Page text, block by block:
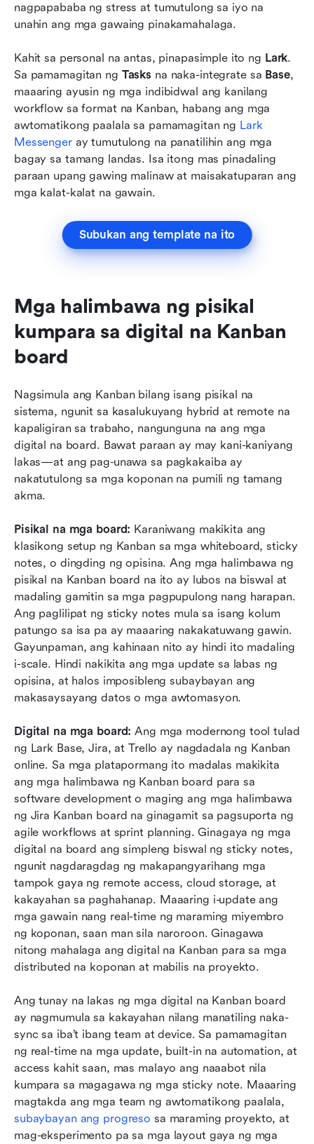
nagpapababa ng stress at tumutulong sa iyo na
unahin ang mga gawaing pinakamahalaga.
Kahit sa personal na antas, pinapasimple ito ng Lark.
Sa pamamagitan ng Tasks na naka-integrate sa Base,
maaaring ayusin ng mga indibidwal ang kanilang
workflow sa format na Kanban, habang ang mga
awtomatikong paalala sa pamamagitan ng Lark
Messenger ay tumutulong na panatilihin ang mga
bagay sa tamang landas. Isa itong mas pinadaling
paraan upang gawing malinaw at maisakatuparan ang
mga kalat-kalat na gawain.
Subukan ang template na ito
Mga halimbawa ng pisikal
kumpara sa digital na Kanban
board
Nagsimula ang Kanban bilang isang pisikal na
sistema, ngunit sa kasalukuyang hybrid at remote na
kapaligiran sa trabaho, nangunguna na ang mga
digital na board. Bawat paraan ay may kani-kaniyang
lakas—at ang pag-unawa sa pagkakaiba ay
nakatutulong sa mga koponan na pumili ng tamang
akma.
Pisikal na mga board: Karaniwang makikita ang
klasikong setup ng Kanban sa mga whiteboard, sticky
notes, o dingding ng opisina. Ang mga halimbawa ng
pisikal na Kanban board na ito ay lubos na biswal at
madaling gamitin sa mga pagpupulong nang harapan.
Ang paglilipat ng sticky notes mula sa isang kolum
patungo sa isa pa ay maaaring nakakatuwang gawin.
Gayunpaman, ang kahinaan nito ay hindi ito madaling
i-scale. Hindi nakikita ang mga update sa labas ng
opisina, at halos imposibleng subaybayan ang
makasaysayang datos o mga awtomasyon.
Digital na mga board: Ang mga modernong tool tulad
ng Lark Base, Jira, at Trello ay nagdadala ng Kanban
online. Sa mga platapormang ito madalas makikita
ang mga halimbawa ng Kanban board para sa
software development o maging ang mga halimbawa
ng Jira Kanban board na ginagamit sa pagsuporta ng
agile workflows at sprint planning. Ginagaya ng mga
digital na board ang simpleng biswal ng sticky notes,
ngunit nagdaragdag ng makapangyarihang mga
tampok gaya ng remote access, cloud storage, at
kakayahan sa paghahanap. Maaaring i-update ang
mga gawain nang real-time ng maraming miyembro
ng koponan, saan man sila naroroon. Ginagawa
nitong mahalaga ang digital na Kanban para sa mga
distributed na koponan at mabilis na proyekto.
Ang tunay na lakas ng mga digital na Kanban board
ay nagmumula sa kakayahan nilang manatiling naka-
sync sa iba’t ibang team at device. Sa pamamagitan
ng real-time na mga update, built-in na automation, at
access kahit saan, mas malayo ang naaabot nila
kumpara sa magagawa ng mga sticky note. Maaaring
subaybayan ang progreso sa maraming proyekto, at
mag-eksperimento pa sa mga layout gaya ng mga